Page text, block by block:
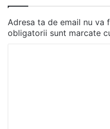
Adresa ta de email nu va
obligatorii sunt marcate